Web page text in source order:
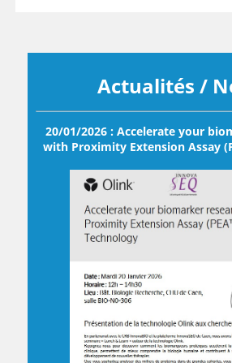
Actualités /
20/01/2026 : Accelerate your
with Proximity Extension Assay